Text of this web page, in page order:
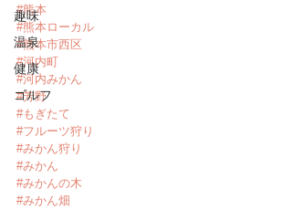
趣味
温泉
健康
ゴルフ
#熊本
#熊本ローカル
#熊本市西区
#河内町
#河内みかん
#芳野
#もぎたて
#フルーツ狩り
#みかん狩り
#みかん
#みかんの木
#みかん畑